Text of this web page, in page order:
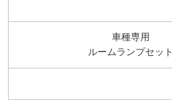
車種専用
ルームランプセット